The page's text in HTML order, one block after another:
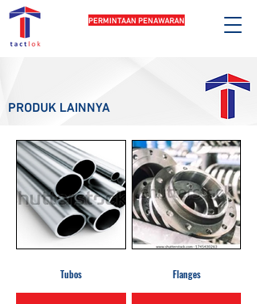
PERMINTAAN PENAWARAN
PRODUK LAINNYA
Tubos Flanges